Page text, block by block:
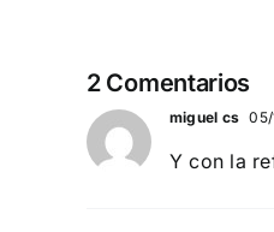
2 Comentarios
miguel cs 05/
Y con la